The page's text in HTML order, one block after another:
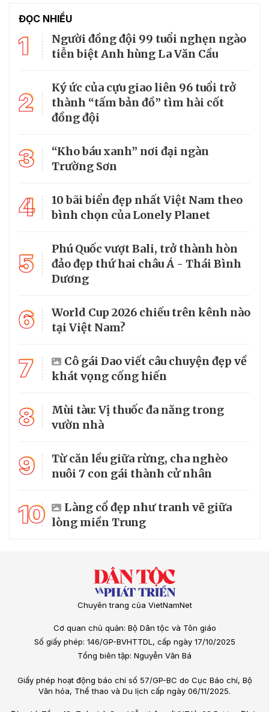
ĐỌC NHIỀU
1
Người đồng đội 99 tuổi nghẹn ngào
tiễn biệt Anh hùng La Văn Cầu
2
Ký ức của cựu giao liên 96 tuổi trở
thành “tấm bản đồ” tìm hài cốt
đồng đội
3
“Kho báu xanh” nơi đại ngàn
Trường Sơn
4
10 bãi biển đẹp nhất Việt Nam theo
bình chọn của Lonely Planet
5
Phú Quốc vượt Bali, trở thành hòn
đảo đẹp thứ hai châu Á - Thái Bình
Dương
6
World Cup 2026 chiếu trên kênh nào
tại Việt Nam?
7
Cô gái Dao viết câu chuyện đẹp về
khát vọng cống hiến
8
Mùi tàu: Vị thuốc đa năng trong
vườn nhà
9
Từ căn lều giữa rừng, cha nghèo
nuôi 7 con gái thành cử nhân
10
Làng cổ đẹp như tranh vẽ giữa
lòng miền Trung
Chuyên trang của VietNamNet
Cơ quan chủ quản: Bộ Dân tộc và Tôn giáo
Số giấy phép: 146/GP-BVHTTDL, cấp ngày 17/10/2025
Tổng biên tập: Nguyễn Văn Bá
Giấy phép hoạt động báo chí số 57/GP-BC do Cục Báo chí, Bộ
Văn hóa, Thể thao và Du lịch cấp ngày 06/11/2025.